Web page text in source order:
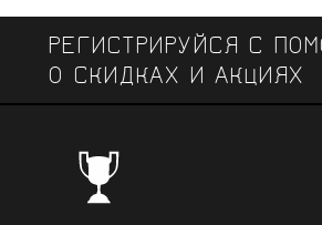
РЕГИСТРИРУЙСЯ С
О СКИДКАХ И АКЦИЯХ
Поставки